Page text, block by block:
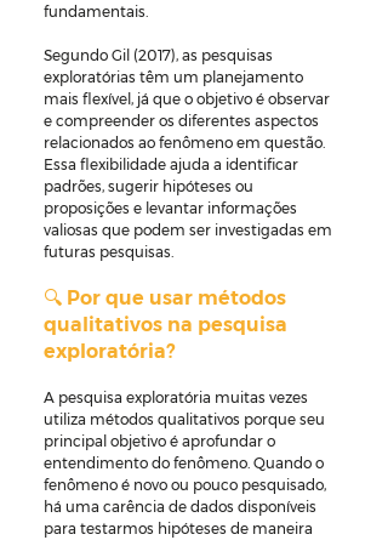
fundamentais.
Segundo Gil (2017), as pesquisas
exploratórias têm um planejamento
mais flexível, já que o objetivo é observar
e compreender os diferentes aspectos
relacionados ao fenômeno em questão.
Essa flexibilidade ajuda a identificar
padrões, sugerir hipóteses ou
proposições e levantar informações
valiosas que podem ser investigadas em
futuras pesquisas.
🔍 Por que usar métodos
qualitativos na pesquisa
exploratória?
A pesquisa exploratória muitas vezes
utiliza métodos qualitativos porque seu
principal objetivo é aprofundar o
entendimento do fenômeno. Quando o
fenômeno é novo ou pouco pesquisado,
há uma carência de dados disponíveis
para testarmos hipóteses de maneira